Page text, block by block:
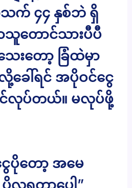
က် ၄၄ နှစ်ဘဲ ရှိ
သူတောင်သားပီပီ
းတော့ ခြံထဲမှာ
ခေါ်ရင် အပိုဝင်ငွေ
လုပ်တယ်။ မလုပ်ဖို့
ေပိုတော့ အမေ
လှူရတာပေါ့”